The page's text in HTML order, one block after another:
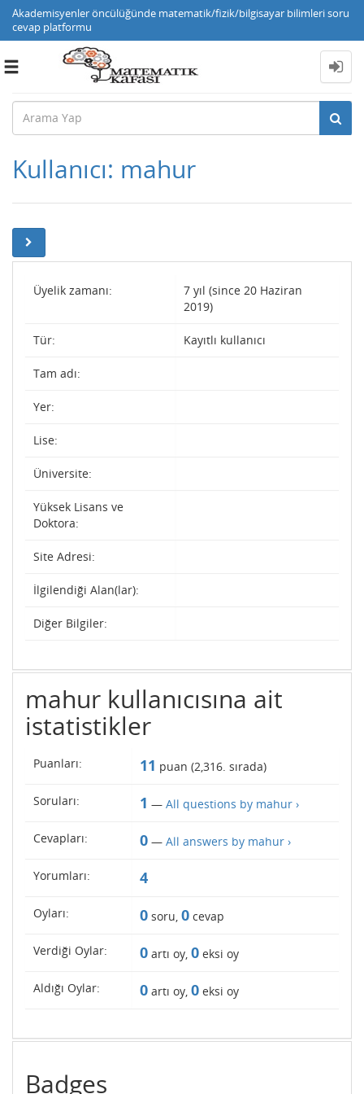
Akademisyenler öncülüğünde matematik/fizik/bilgisayar bilimleri soru
cevap platformu
Toggle
Kullanıcı: mahur
Üyelik zamanı:
7 yıl (since 20 Haziran
2019)
Tür: Kayıtlı kullanıcı
Tam adı:
Yer:
Lise:
Üniversite:
Yüksek Lisans ve
Doktora:
Site Adresi:
İlgilendiği Alan(lar):
Diğer Bilgiler:
mahur kullanıcısına ait
istatistikler
Puanları: 11 puan (2,316. sırada)
Soruları: 1 — All questions by mahur ›
Cevapları: 0 — All answers by mahur ›
Yorumları: 4
Oyları: 0 soru, 0 cevap
Verdiği Oylar: 0 artı oy, 0 eksi oy
Aldığı Oylar: 0 artı oy, 0 eksi oy
Badges